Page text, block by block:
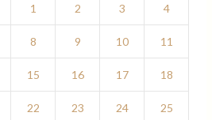
1 2 3 4
8 9 10 11
15 16 17 18
22 23 24 25